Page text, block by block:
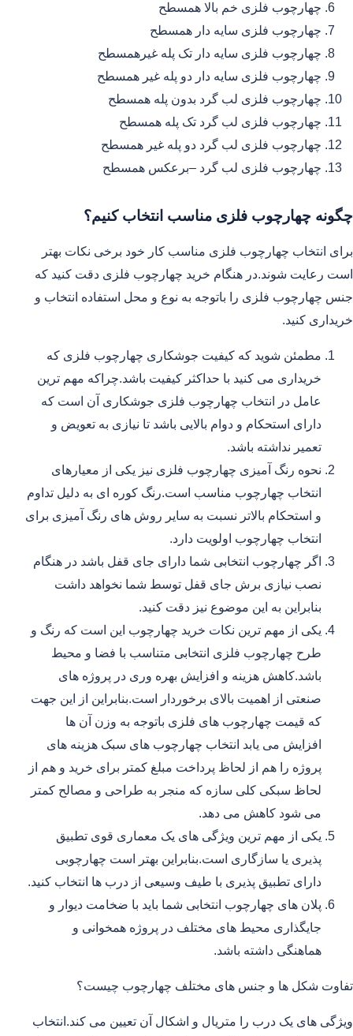
چهارچوب فلزی خم بالا همسطح
چهارچوب فلزی سایه دار همسطح
چهارچوب فلزی سایه دار تک پله غیرهمسطح
چهارچوب فلزی سایه دار دو پله غیر همسطح
چهارچوب فلزی لب گرد بدون پله همسطح
چهارچوب فلزی لب گرد تک پله همسطح
چهارچوب فلزی لب گرد دو پله غیر همسطح
چهارچوب فلزی لب گرد –برعکس همسطح
چگونه چهارچوب فلزی مناسب انتخاب کنیم؟
برای انتخاب چهارچوب فلزی مناسب کار خود برخی نکات بهتر
است رعایت شوند.در هنگام خرید چهارچوب فلزی دقت کنید که
جنس چهارچوب فلزی را باتوجه به نوع و محل استفاده انتخاب و
خریداری کنید.
مطمئن شوید که کیفیت جوشکاری چهارچوب فلزی که
خریداری می کنید با حداکثر کیفیت باشد.چراکه مهم ترین
عامل در انتخاب چهارچوب فلزی جوشکاری آن است که
دارای استحکام و دوام بالایی باشد تا نیازی به تعویض و
تعمیر نداشته باشد.
نحوه رنگ آمیزی چهارچوب فلزی نیز یکی از معیارهای
انتخاب چهارچوب مناسب است.رنگ کوره ای به دلیل تداوم
و استحکام بالاتر نسبت به سایر روش های رنگ آمیزی برای
انتخاب چهارچوب اولویت دارد.
اگر چهارچوب انتخابی شما دارای جای قفل باشد در هنگام
نصب نیازی برش جای قفل توسط شما نخواهد داشت
بنابراین به این موضوع نیز دقت کنید.
یکی از مهم ترین نکات خرید چهارچوب این است که رنگ و
طرح چهارچوب فلزی انتخابی متناسب با فضا و محیط
باشد.کاهش هزینه و افزایش بهره وری در پروژه های
صنعتی از اهمیت بالای برخوردار است.بنابراین از این جهت
که قیمت چهارچوب های فلزی باتوجه به وزن آن ها
افزایش می یابد انتخاب چهارچوب های سبک هزینه های
پروژه را هم از لحاظ پرداخت مبلغ کمتر برای خرید و هم از
لحاظ سبکی کلی سازه که منجر به طراحی و مصالح کمتر
می شود کاهش می دهد.
یکی از مهم ترین ویژگی های یک معماری قوی تطبیق
پذیری یا سازگاری است.بنابراین بهتر است چهارچوبی
دارای تطبیق پذیری با طیف وسیعی از درب ها انتخاب کنید.
پلان های چهارچوب انتخابی شما باید با ضخامت دیوار و
جایگذاری محیط های مختلف در پروژه همخوانی و
هماهنگی داشته باشد.
تفاوت شکل ها و جنس های مختلف چهارچوب چیست؟
ویژگی های یک درب را متریال و اشکال آن تعیین می کند.انتخاب